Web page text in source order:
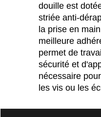
douille est
striée anti-
la prise en
meilleure
permet de
sécurité et
nécessaire
les vis ou les